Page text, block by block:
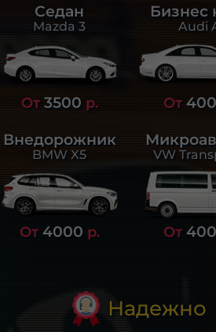
Седан
Mazda 3
От 3500 р.
Бизнес
Audi
От
Внедорожник
BMW X5
От 4000 р.
VW
От
Надежно